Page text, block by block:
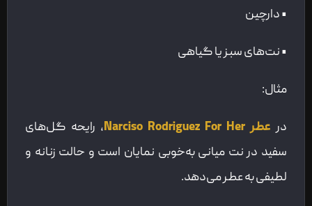
• دارچین
• نت‌های سبز یا گیاهی
مثال:
در عطر Narciso Rodriguez For Her
، رایحه گل‌های
سفید در نت میانی به‌خوبی نمایان است و حالت زنانه و
لطیفی به عطر می‌دهد.